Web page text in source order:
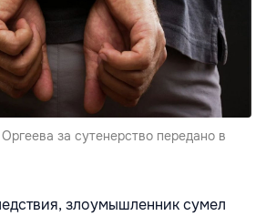
за сутенерство передано в
злоумышленник сумел